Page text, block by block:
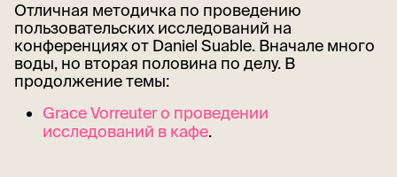
Отличная методичка по проведению
пользовательских исследований на
конференциях от Daniel Suable. Вначале много
воды, но вторая половина по делу. В
продолжение темы:
Grace Vorreuter о проведении
исследований в кафе.